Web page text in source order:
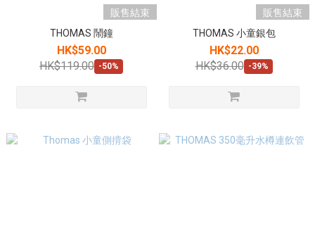
販售結束
THOMAS 鬧鐘
HK$59.00
HK$119.00 -50%
販售結束
THOMAS 小童銀包
HK$22.00
HK$36.00 -39%